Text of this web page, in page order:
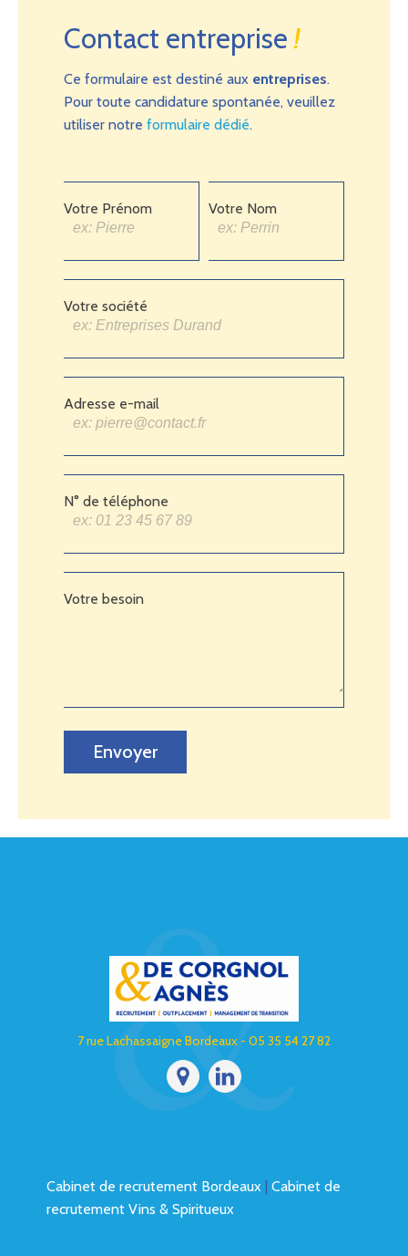
Contact entreprise!
Ce formulaire est destiné aux entreprises.
Pour toute candidature spontanée, veuillez
utiliser notre formulaire dédié.
Votre Prénom Votre Nom
Votre société
Adresse e-mail
N° de téléphone
Votre besoin
Envoyer
7 rue Lachassaigne Bordeaux - 05 35 54 27 82
Cabinet de recrutement Bordeaux |Cabinet de
recrutement Vins & Spiritueux